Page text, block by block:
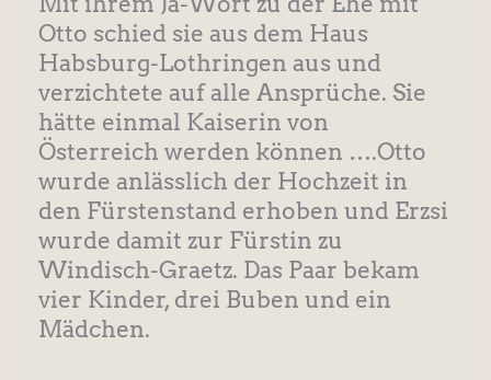
Otto schied sie aus dem Haus
Habsburg-Lothringen aus und
verzichtete auf alle Ansprüche. Sie
hätte einmal Kaiserin von
Österreich werden können ….Otto
wurde anlässlich der Hochzeit in
den Fürstenstand erhoben und Erzsi
wurde damit zur Fürstin zu
Windisch-Graetz. Das Paar bekam
vier Kinder, drei Buben und ein
Mädchen.